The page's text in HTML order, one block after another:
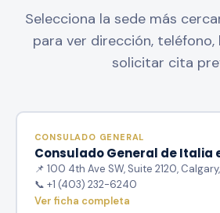
Selecciona la sede más
para ver dirección,
solicitar cita
CONSULADO GENERAL
Consulado General de Italia
📌 100 4th Ave SW, Suite 2120, Calgary,
📞 +1 (403) 232-6240
Ver ficha completa